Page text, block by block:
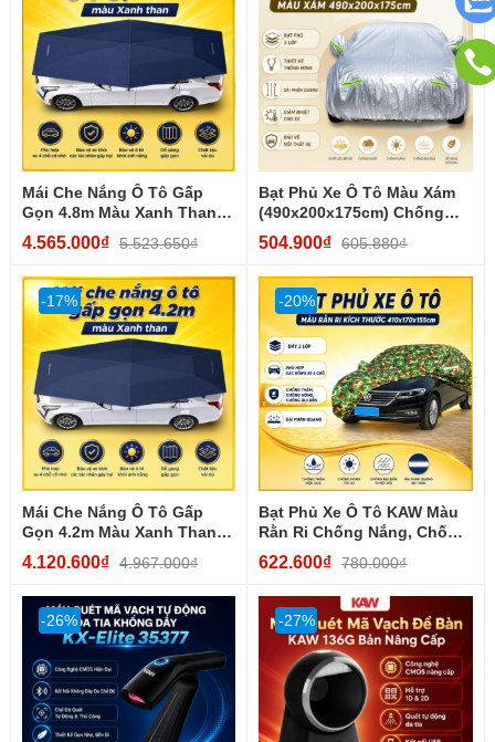
Mái Che Nắng Ô Tô Gấp
Gọn 4.8m Màu Xanh Than
Chống Nóng, Bảo Vệ...
4.565.000₫ 5.523.650₫
Bạt Phủ Xe Ô Tô Màu Xám
(490x200x175cm) Chống
Nắng, Chống Nước, 3 Lớp...
504.900₫ 605.880₫
Mái Che Nắng Ô Tô Gấp
Gọn 4.2m Màu Xanh Than
Chống Nóng, Bảo Vệ...
4.120.600₫ 4.967.000₫
-17%
Bạt Phủ Xe Ô Tô KAW Màu
Rằn Ri Chống Nắng, Chống
Nước 3...
622.600₫ 780.000₫
-20%
-26% -27%